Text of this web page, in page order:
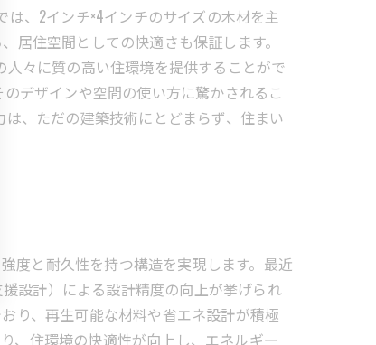
、2インチ×4インチのサイズの木材を主
居住空間としての快適さも保証します。
々に質の高い住環境を提供することがで
デザインや空間の使い方に驚かされるこ
、ただの建築技術にとどまらず、住まい
度と耐久性を持つ構造を実現します。最近
設計）による設計精度の向上が挙げられ
り、再生可能な材料や省エネ設計が積極
、住環境の快適性が向上し、エネルギー